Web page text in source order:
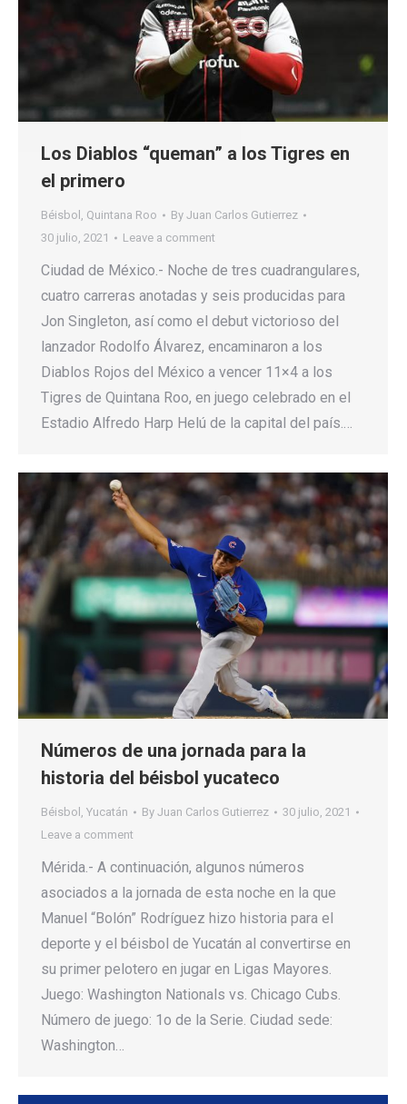
Los Diablos “queman” a los Tigres en
el primero
Béisbol , Quintana Roo By Juan Carlos Gutierrez
30 julio, 2021
Leave a comment
Ciudad de México.- Noche de tres cuadrangulares,
cuatro carreras anotadas y seis producidas para
Jon Singleton, así como el debut victorioso del
lanzador Rodolfo Álvarez, encaminaron a los
Diablos Rojos del México a vencer 11×4 a los
Tigres de Quintana Roo, en juego celebrado en el
Estadio Alfredo Harp Helú de la capital del país.…
Números de una jornada para la
historia del béisbol yucateco
Béisbol , Yucatán By Juan Carlos Gutierrez
30 julio, 2021
Leave a comment
Mérida.- A continuación, algunos números
asociados a la jornada de esta noche en la que
Manuel “Bolón” Rodríguez hizo historia para el
deporte y el béisbol de Yucatán al convertirse en
su primer pelotero en jugar en Ligas Mayores.
Juego: Washington Nationals vs. Chicago Cubs.
Número de juego: 1o de la Serie. Ciudad sede:
Washington…